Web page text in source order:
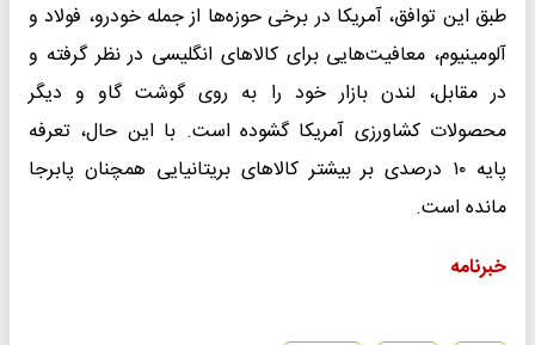
طبق این توافق، آمریکا در برخی حوزه‌ها از جمله خودرو، فولاد و
آلومینیوم، معافیت‌هایی برای کالاهای انگلیسی در نظر گرفته و
در مقابل، لندن بازار خود را به روی گوشت گاو و دیگر
محصولات کشاورزی آمریکا گشوده است. با این حال، تعرفه
پایه ۱۰ درصدی بر بیشتر کالاهای بریتانیایی همچنان پابرجا
مانده است.
خبرنامه